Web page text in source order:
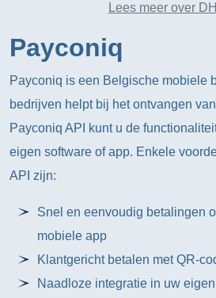
Lees meer over
Payconiq
Payconiq is een Belgische mobiele
bedrijven helpt bij het ontvangen
Payconiq API kunt u de
eigen software of app. Enkele
API zijn:
Snel en eenvoudig betalingen
mobiele app
Klantgericht betalen met QR-
Naadloze integratie in uw